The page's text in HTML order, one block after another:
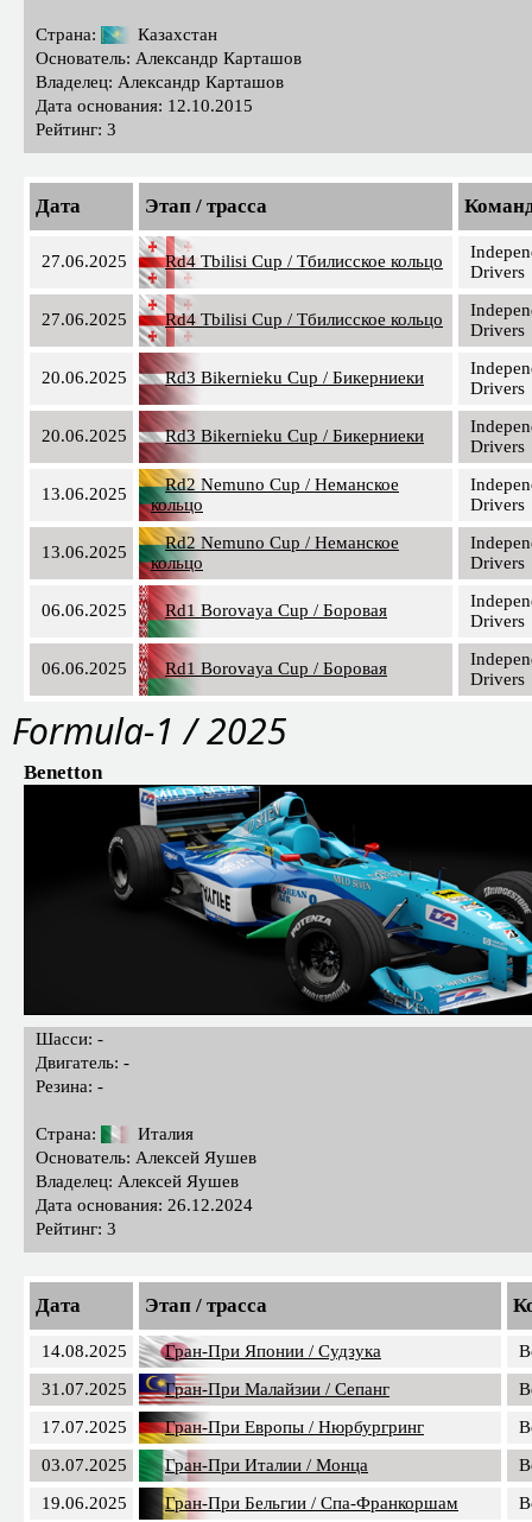
Страна:
Казахстан
Основатель: Александр Карташов
Владелец: Александр Карташов
Дата основания: 12.10.2015
Рейтинг: 3
Дата Этап / трасса
27.06.2025 Rd4 Tbilisi Cup / Тбилисское кольцо
Drivers
27.06.2025 Rd4 Tbilisi Cup / Тбилисское кольцо
Drivers
20.06.2025 Rd3 Bikernieku Cup / Бикерниеки
Drivers
20.06.2025 Rd3 Bikernieku Cup / Бикерниеки
Drivers
13.06.2025
Rd2 Nemuno Cup / Неманское
кольцо
Drivers
13.06.2025
Rd2 Nemuno Cup / Неманское
кольцо
Drivers
06.06.2025 Rd1 Borovaya Cup / Боровая
Drivers
06.06.2025 Rd1 Borovaya Cup / Боровая
Drivers
Formula-1 / 2025
Benetton
Шасси: -
Двигатель: -
Резина: -
Страна:
Италия
Основатель: Алексей Яушев
Владелец: Алексей Яушев
Дата основания: 26.12.2024
Рейтинг: 3
Дата Этап / трасса
14.08.2025 Гран-При Японии / Судзука
31.07.2025
Гран-При Малайзии / Сепанг
17.07.2025
Гран-При Европы / Нюрбургринг
03.07.2025
Гран-При Италии / Монца
19.06.2025
Гран-При Бельгии / Спа-Франкоршам